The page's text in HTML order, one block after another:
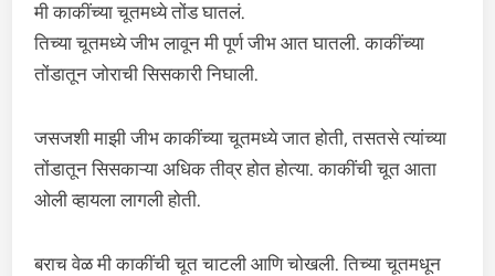
मी काकींच्या चूतमध्ये तोंड घातलं.
तिच्या चूतमध्ये जीभ लावून मी पूर्ण जीभ आत घातली. काकींच्या
तोंडातून जोराची सिसकारी निघाली.
जसजशी माझी जीभ काकींच्या चूतमध्ये जात होती, तसतसे त्यांच्या
तोंडातून सिसकाऱ्या अधिक तीव्र होत होत्या. काकींची चूत आता
ओली व्हायला लागली होती.
बराच वेळ मी काकींची चूत चाटली आणि चोखली. तिच्या चूतमधून